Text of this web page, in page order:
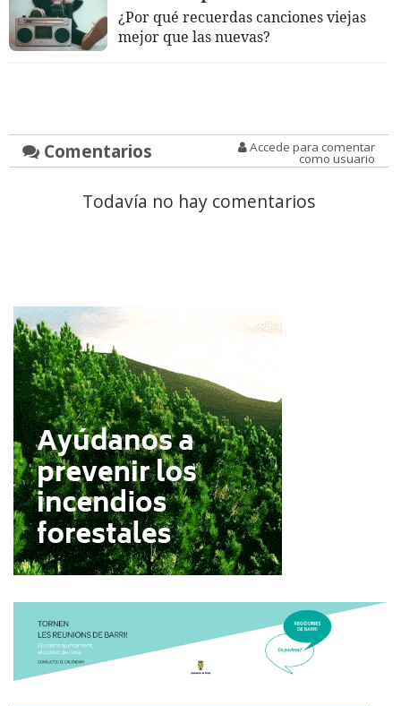
¿Por qué recuerdas canciones viejas
mejor que las nuevas?
Comentarios Accede para comentar
como usuario
Todavía no hay comentarios